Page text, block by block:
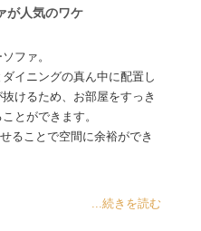
が人気のワケ
ファ。
ダイニングの真ん中に配置し
けるため、お部屋をすっき
とができます。
ることで空間に余裕ができ
...続きを読む